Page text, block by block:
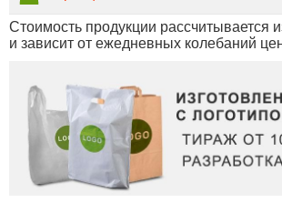
Стоимость продукции рассчитывается
и зависит от ежедневных колебаний